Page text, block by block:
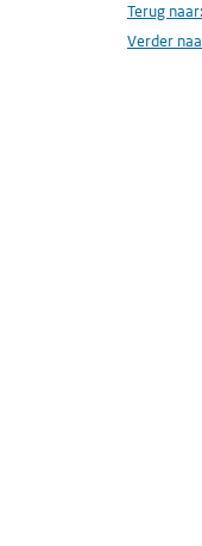
Terug naar:
Verder